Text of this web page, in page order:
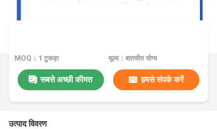
MOQ：1 टुकड़ा मूल्य：बातचीत योग्य
सबसे अच्छी कीमत हमसे संपर्क करें
उत्पाद विवरण